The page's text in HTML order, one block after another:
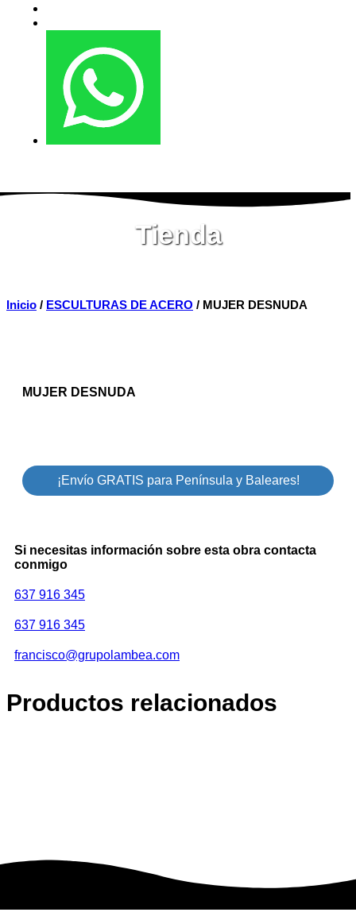
Tienda
Inicio / ESCULTURAS DE ACERO / MUJER DESNUDA
MUJER DESNUDA
¡Envío GRATIS para Península y Baleares!
Si necesitas información sobre esta obra contacta
conmigo
637 916 345
637 916 345
francisco@grupolambea.com
Productos relacionados